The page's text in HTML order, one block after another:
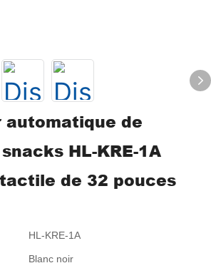
de
HL-KRE-1A
de 32 pouces
HL-KRE-1A
Blanc noir